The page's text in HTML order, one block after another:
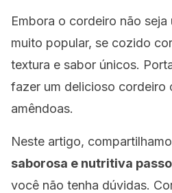
Embora o cordeiro não
muito popular, se cozido
textura e sabor únicos.
fazer um delicioso cordeiro
amêndoas.
Neste artigo,
saborosa e nutritiva
você não tenha dúvidas.